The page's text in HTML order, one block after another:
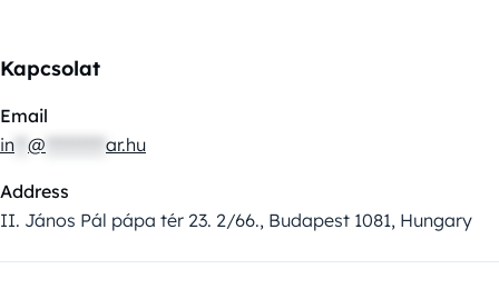
Kapcsolat
Email
in @ ar.hu
Address
II. János Pál pápa tér 23. 2/66., Budapest 1081, Hungary